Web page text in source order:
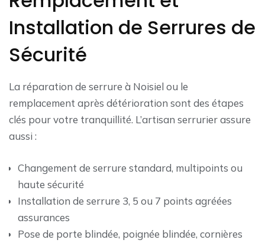
Installation de Serrures de
Sécurité
La réparation de serrure à Noisiel ou le
remplacement après détérioration sont des étapes
clés pour votre tranquillité. L’artisan serrurier assure
aussi :
Changement de serrure standard, multipoints ou
haute sécurité
Installation de serrure 3, 5 ou 7 points agréées
assurances
Pose de porte blindée, poignée blindée, cornières